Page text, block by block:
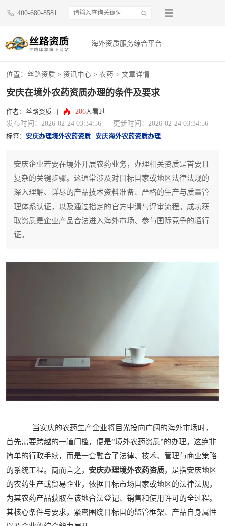
400-680-8581
海外资质服务综合平台
位置： 丝路资质 > 资讯中心 > 农药 > 文章详情
安庆在境外农药资质办理的条件及要求
作者：丝路资质 206人看过
发布时间：2026-02-24 03:34:56 更新时间：2026-02-24 03:34:56
标签： 安庆办理境外农药资质 安庆海外农药资质办理
安庆企业若要在境外开展农药业务，办理相关资质是首要且
复杂的关键步骤。这通常涉及对目标国家或地区法律法规的
深入理解、详尽的产品技术资料准备、严格的生产与质量管
理体系认证，以及通过指定的官方申请与评审流程。成功获
取资质是企业产品合法进入海外市场、参与国际竞争的通行
证。
当安庆的农药生产企业将目光投向广阔的海外市场时，
首先需要跨越的一道门槛，便是“境外农药资质”的办理。这绝非
简单的行政手续，而是一套融合了法律、技术、管理与商业策略
的系统工程。简而言之， 安庆办理境外农药资质，是指安庆地区
的农药生产或贸易企业，依据目标市场国家或地区的法律法规，
为其农药产品获取在该地合法登记、销售和使用许可的全过程。
其核心条件与要求，紧密围绕目标国的监管框架、产品自身属性